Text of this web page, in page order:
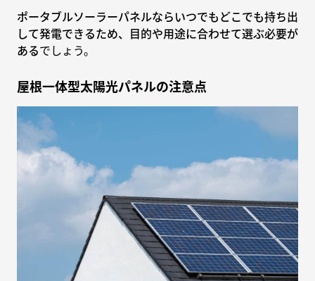
ポータブルソーラーパネルならいつでもどこでも持ち出
して発電できるため、目的や用途に合わせて選ぶ必要が
あるでしょう。
屋根一体型太陽光パネルの注意点